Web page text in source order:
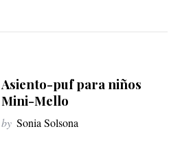
Asiento-puf para niños
Mini-Mello
by Sonia Solsona